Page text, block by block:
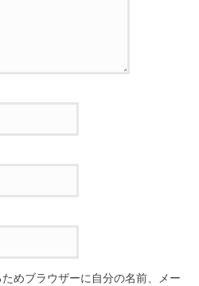
めブラウザーに自分の名前、メー